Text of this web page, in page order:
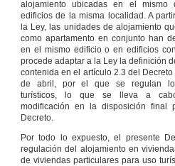
alojamiento ubicadas en el mismo
edificios de la misma localidad. A
la Ley, las unidades de alojamiento
como apartamento en conjunto han
en el mismo edificio o en edificios
procede adaptar a la Ley la definición
contenida en el artículo 2.3 del
de abril, por el que se regulan
turísticos, lo que se lleva a
modificación en la disposición final
Decreto.
Por todo lo expuesto, el presente
regulación del alojamiento en
de viviendas particulares para uso